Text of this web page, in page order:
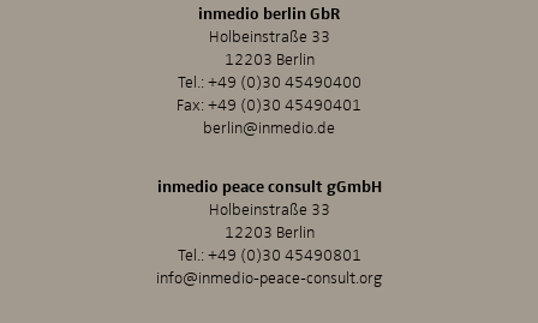
inmedio berlin GbR
Holbeinstraße 33
12203 Berlin
Tel.:+49 (0)30 45490400
Fax: +49 (0)30 45490401
berlin@inmedio.de
inmedio peace consult gGmbH
Holbeinstraße 33
12203 Berlin
Tel.:+49 (0)30 45490801
info@inmedio-peace-consult.org